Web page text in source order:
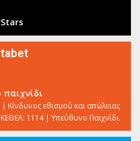
παιχνίδι
Κίνδυνος εθισμού και απώλειας
1114 | Υπεύθυνο Παιχνίδι.